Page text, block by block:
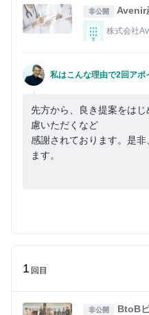
非公開 Avenir
株式会社
私はこんな理由で2回アポ
先方から、良き提案をは
慮いただくなど
感謝されております。是
ます。
1 回目
非公開
BtoB